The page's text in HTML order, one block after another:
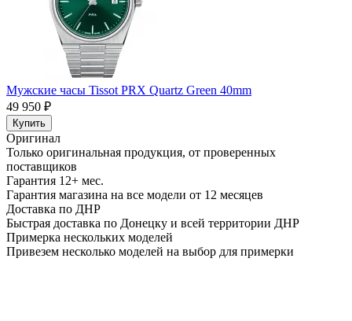
Мужские часы Tissot PRX Quartz Green 40mm
49 950 ₽
Купить
Оригинал
Только оригинальная продукция, от проверенных
поставщиков
Гарантия 12+ мес.
Гарантия магазина на все модели от 12 месяцев
Доставка по ДНР
Быстрая доставка по Донецку и всей территории ДНР
Примерка нескольких моделей
Привезем несколько моделей на выбор для примерки